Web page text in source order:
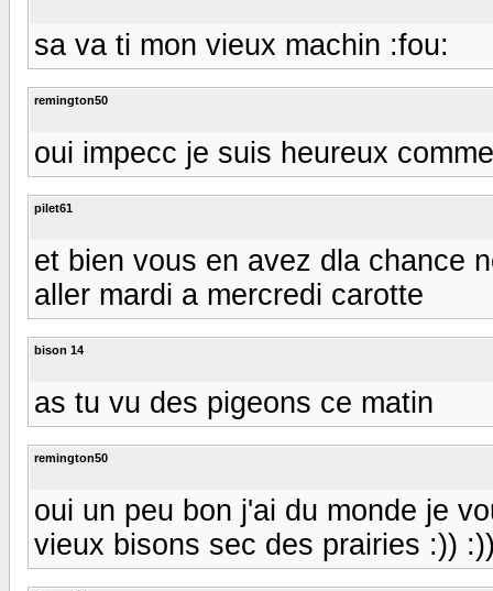
sa va ti mon vieux machin :fou:
remington50
oui impecc je suis heureux
pilet61
et bien vous en avez dla chance
aller mardi a mercredi carotte
bison 14
as tu vu des pigeons ce matin
remington50
oui un peu bon j'ai du monde je
vieux bisons sec des prairies :))